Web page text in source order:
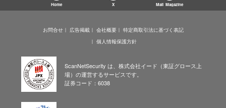
Home X Mail Magazine
お問合せ 広告掲載 会社概要
特定商取引法に基づく表記
個人情報保護方針
ScanNetSecurity は、株式会社イード（東証グロース上
場）の運営するサービスです。
証券コード：6038